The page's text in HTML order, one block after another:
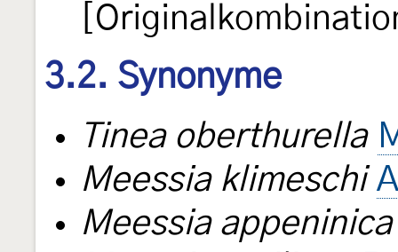
3.2. Synonyme
Tinea oberthurella
Meessia klimeschi
Meessia appeninica